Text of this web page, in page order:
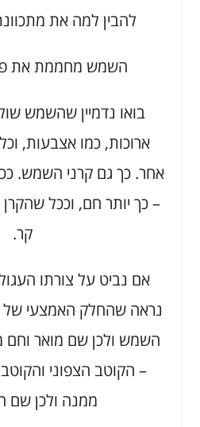
להבין למה את
השמש מחממת את
בואו נדמיין שהשמש
ארוכות, כמו אצבעות,
אחר. כך גם קרני השמש.
– כך יותר חם, וככל שהקרן
קר.
אם נביט על צורתו
נראה שהחלק האמצעי של
השמש ולכן שם מואר וחם
– הקוטב הצפוני
ממנה ולכן שם